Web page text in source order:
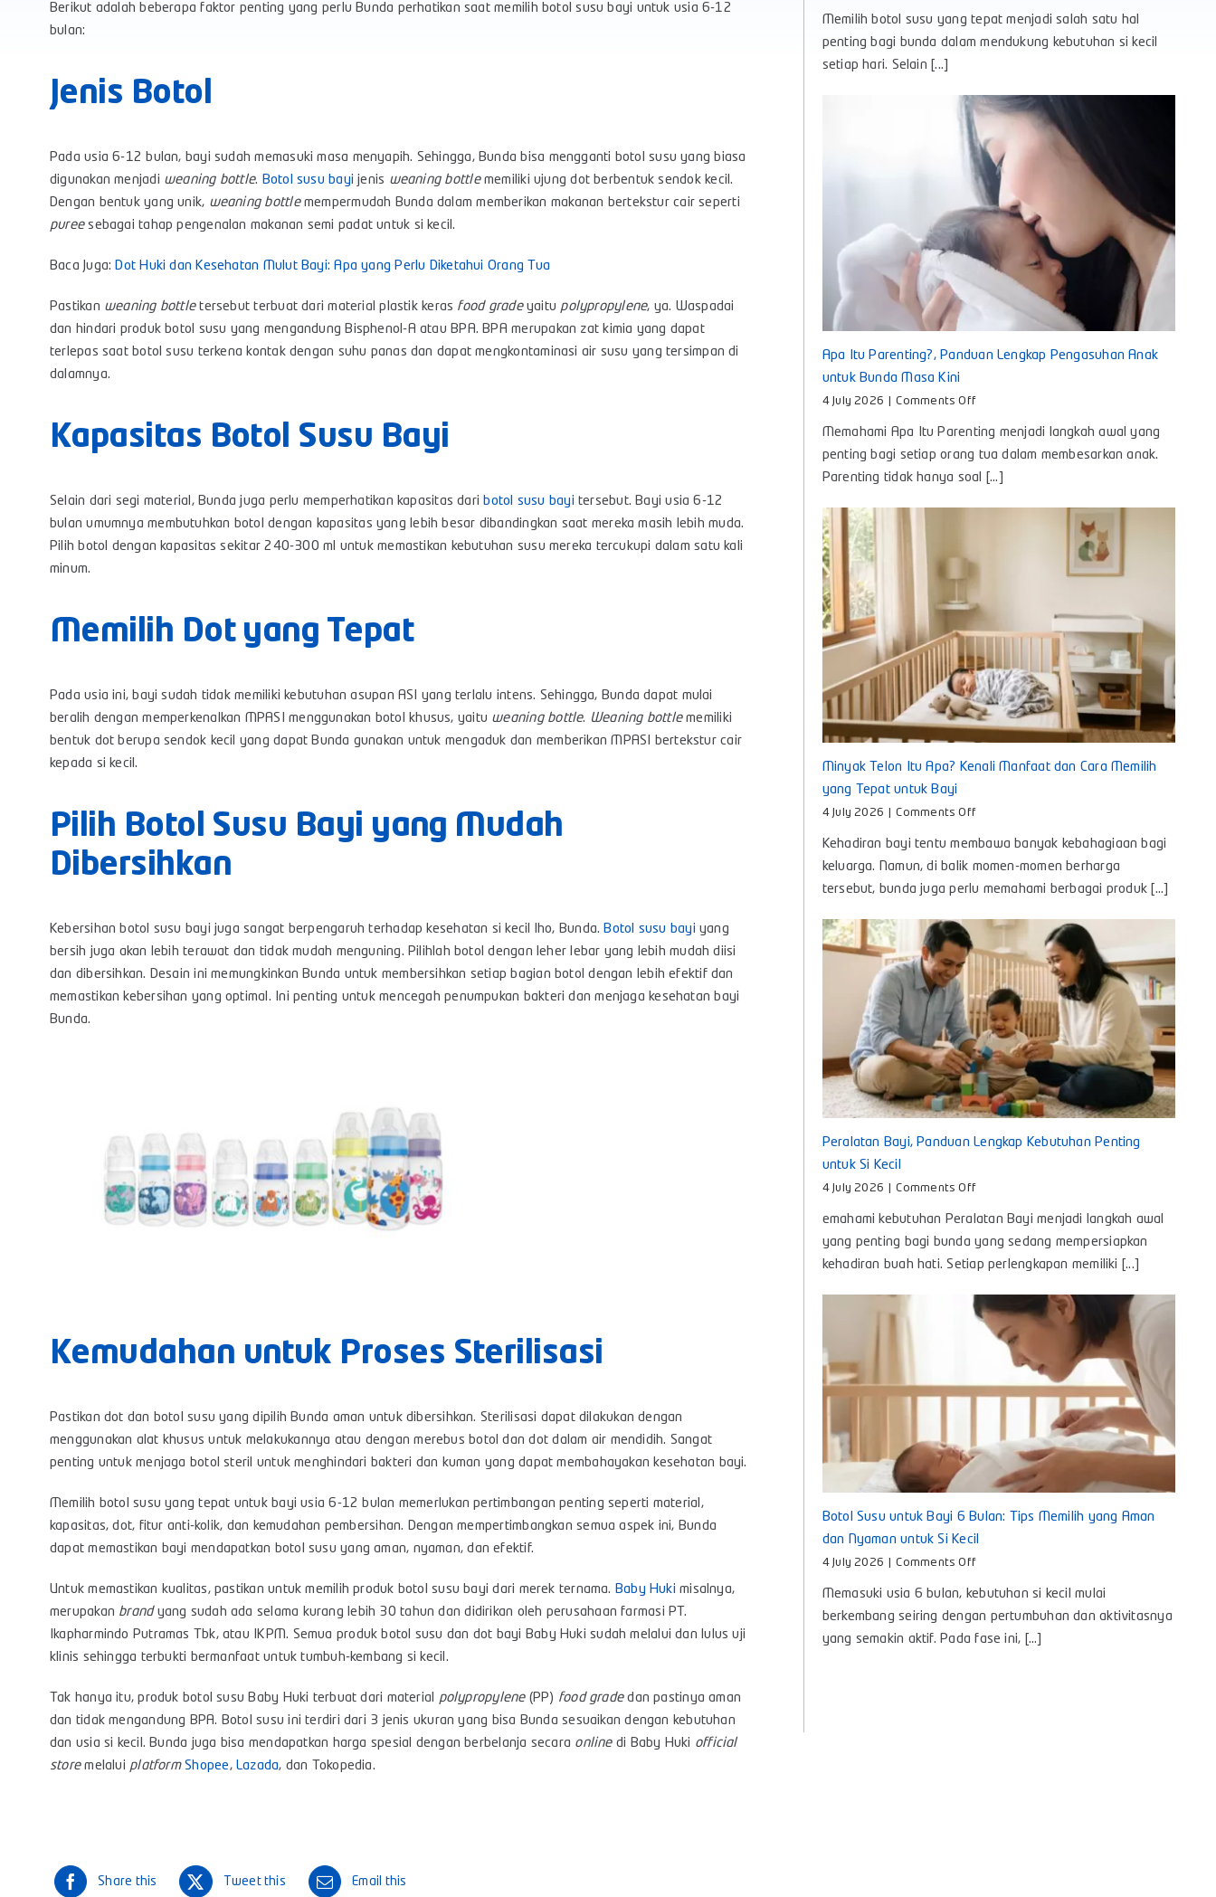
Berikut adalah beberapa faktor penting yang perlu Bunda perhatikan saat memilih botol susu bayi untuk usia 6-12
bulan:
Jenis Botol
Pada usia 6-12 bulan, bayi sudah memasuki masa menyapih. Sehingga, Bunda bisa mengganti botol susu yang biasa
digunakan menjadi weaning bottle. Botol susu bayi jenis weaning bottle memiliki ujung dot berbentuk sendok kecil.
Dengan bentuk yang unik, weaning bottle mempermudah Bunda dalam memberikan makanan bertekstur cair seperti
pureesebagai tahap pengenalan makanan semi padat untuk si kecil.
Baca Juga: Dot Huki dan Kesehatan Mulut Bayi: Apa yang Perlu Diketahui Orang Tua
Pastikan weaning bottletersebut terbuat dari material plastik keras food gradeyaitu polypropylene, ya. Waspadai
dan hindari produk botol susu yang mengandung Bisphenol-A atau BPA. BPA merupakan zat kimia yang dapat
terlepas saat botol susu terkena kontak dengan suhu panas dan dapat mengkontaminasi air susu yang tersimpan di
dalamnya.
Kapasitas Botol Susu Bayi
Selain dari segi material, Bunda juga perlu memperhatikan kapasitas dari botol susu bayi tersebut. Bayi usia 6-12
bulan umumnya membutuhkan botol dengan kapasitas yang lebih besar dibandingkan saat mereka masih lebih muda.
Pilih botol dengan kapasitas sekitar 240-300 ml untuk memastikan kebutuhan susu mereka tercukupi dalam satu kali
minum.
Memilih Dot yang Tepat
Pada usia ini, bayi sudah tidak memiliki kebutuhan asupan ASI yang terlalu intens. Sehingga, Bunda dapat mulai
beralih dengan memperkenalkan MPASI menggunakan botol khusus, yaitu weaning bottle. Weaning bottlememiliki
bentuk dot berupa sendok kecil yang dapat Bunda gunakan untuk mengaduk dan memberikan MPASI bertekstur cair
kepada si kecil.
Pilih Botol Susu Bayi yang Mudah
Dibersihkan
Kebersihan botol susu bayi juga sangat berpengaruh terhadap kesehatan si kecil lho, Bunda. Botol susu bayi yang
bersih juga akan lebih terawat dan tidak mudah menguning. Pilihlah botol dengan leher lebar yang lebih mudah diisi
dan dibersihkan. Desain ini memungkinkan Bunda untuk membersihkan setiap bagian botol dengan lebih efektif dan
memastikan kebersihan yang optimal. Ini penting untuk mencegah penumpukan bakteri dan menjaga kesehatan bayi
Bunda.
Kemudahan untuk Proses Sterilisasi
Pastikan dot dan botol susu yang dipilih Bunda aman untuk dibersihkan. Sterilisasi dapat dilakukan dengan
menggunakan alat khusus untuk melakukannya atau dengan merebus botol dan dot dalam air mendidih. Sangat
penting untuk menjaga botol steril untuk menghindari bakteri dan kuman yang dapat membahayakan kesehatan bayi.
Memilih botol susu yang tepat untuk bayi usia 6-12 bulan memerlukan pertimbangan penting seperti material,
kapasitas, dot, fitur anti-kolik, dan kemudahan pembersihan. Dengan mempertimbangkan semua aspek ini, Bunda
dapat memastikan bayi mendapatkan botol susu yang aman, nyaman, dan efektif.
Untuk memastikan kualitas, pastikan untuk memilih produk botol susu bayi dari merek ternama. Baby Huki misalnya,
merupakan brandyang sudah ada selama kurang lebih 30 tahun dan didirikan oleh perusahaan farmasi PT.
Ikapharmindo Putramas Tbk, atau IKPM. Semua produk botol susu dan dot bayi Baby Huki sudah melalui dan lulus uji
klinis sehingga terbukti bermanfaat untuk tumbuh-kembang si kecil.
Tak hanya itu, produk botol susu Baby Huki terbuat dari material polypropylene (PP) food gradedan pastinya aman
dan tidak mengandung BPA. Botol susu ini terdiri dari 3 jenis ukuran yang bisa Bunda sesuaikan dengan kebutuhan
dan usia si kecil. Bunda juga bisa mendapatkan harga spesial dengan berbelanja secara onlinedi Baby Huki official
storemelalui platform Shopee, Lazada, dan Tokopedia.
Share this Tweet this Email this
Susu
Bayi
Nyaman
untuk
Tumbuh
Kembang
Si
Kecil
Memilih botol susu yang tepat menjadi salah satu hal
penting bagi bunda dalam mendukung kebutuhan si kecil
setiap hari. Selain [...]
Apa Itu Parenting?, Panduan Lengkap Pengasuhan Anak
untuk Bunda Masa Kini
4 July 2026 Comments Offon
Itu
Parenting?,
Panduan
Lengkap
Memahami Apa Itu Parenting menjadi langkah awal yang
penting bagi setiap orang tua dalam membesarkan anak.
Parenting tidak hanya soal [...]
Minyak Telon Itu Apa? Kenali Manfaat dan Cara Memilih
yang Tepat untuk Bayi
4 July 2026 Comments Offon
Telon
Itu
Cara
Memilih
yang
Tepat
untuk
Bayi
Kehadiran bayi tentu membawa banyak kebahagiaan bagi
keluarga. Namun, di balik momen-momen berharga
tersebut, bunda juga perlu memahami berbagai produk [...]
Peralatan Bayi, Panduan Lengkap Kebutuhan Penting
untuk Si Kecil
4 July 2026 Comments Offon
Bayi,
Panduan
Lengkap
Kebutuhan
untuk
Si
Kecil
emahami kebutuhan Peralatan Bayi menjadi langkah awal
yang penting bagi bunda yang sedang mempersiapkan
kehadiran buah hati. Setiap perlengkapan memiliki [...]
Botol Susu untuk Bayi 6 Bulan: Tips Memilih yang Aman
dan Nyaman untuk Si Kecil
4 July 2026 Comments Offon
Susu
untuk
Bayi
Memasuki usia 6 bulan, kebutuhan si kecil mulai
berkembang seiring dengan pertumbuhan dan aktivitasnya
yang semakin aktif. Pada fase ini, [...]